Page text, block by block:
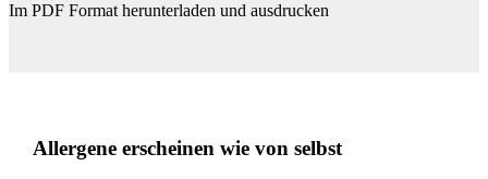
Im PDF Format herunterladen und ausdrucken
Allergene erscheinen wie von selbst